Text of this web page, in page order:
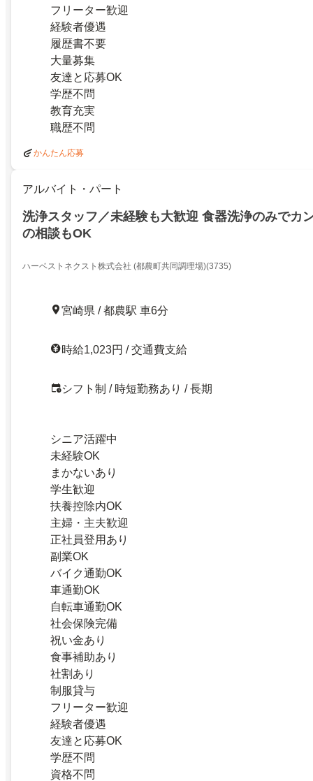
フリーター歓迎
経験者優遇
履歴書不要
大量募集
友達と応募OK
学歴不問
教育充実
職歴不問
かんたん応募
アルバイト・パート
洗浄スタッフ／未経験も大歓迎 食器洗浄のみでカ
の相談もOK
ハーベストネクスト株式会社 (都農町共同調理場)(3735)
宮崎県 / 都農駅 車6分
時給1,023円 / 交通費支給
シフト制 / 時短勤務あり / 長期
シニア活躍中
未経験OK
まかないあり
学生歓迎
扶養控除内OK
主婦・主夫歓迎
正社員登用あり
副業OK
バイク通勤OK
車通勤OK
自転車通勤OK
社会保険完備
祝い金あり
食事補助あり
社割あり
制服貸与
フリーター歓迎
経験者優遇
友達と応募OK
学歴不問
資格不問